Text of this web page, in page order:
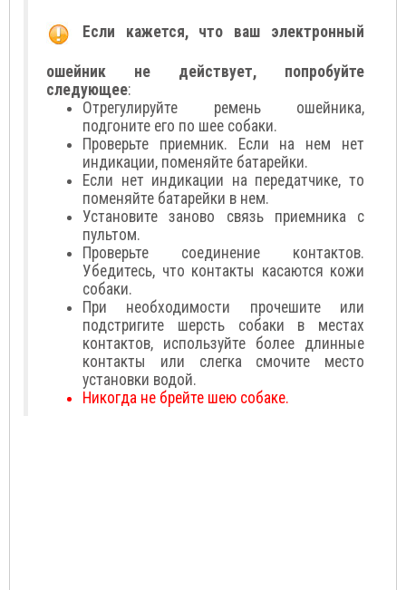
Если кажется, что ваш электронный
ошейник не действует, попробуйте
следующее:
Отрегулируйте ремень ошейника,
подгоните его по шее собаки.
Проверьте приемник. Если на нем нет
индикации, поменяйте батарейки.
Если нет индикации на передатчике, то
поменяйте батарейки в нем.
Установите заново связь приемника с
пультом.
Проверьте соединение контактов.
Убедитесь, что контакты касаются кожи
собаки.
При необходимости прочешите или
подстригите шерсть собаки в местах
контактов, используйте более длинные
контакты или слегка смочите место
установки водой.
Никогда не брейте шею собаке.